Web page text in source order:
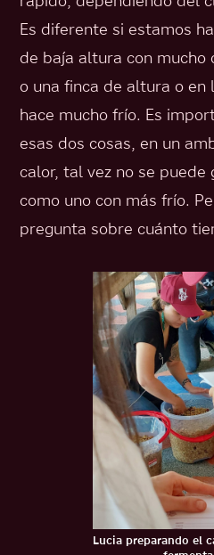
Es diferente si estamos
de baja altura con mucho
o una finca de altura o en
hace mucho frío. Es
esas dos cosas, en un
calor, tal vez no se
como uno con más frío.
pregunta sobre cuánto
Lucia preparando el